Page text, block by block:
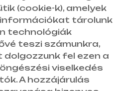
(cookie-k), amelyek
tárolunk
technológiák
teszi számunkra,
fel ezen a
viselkedés
A hozzájárulás
Feltételek ●
Feltételek ●
Jakabszállás